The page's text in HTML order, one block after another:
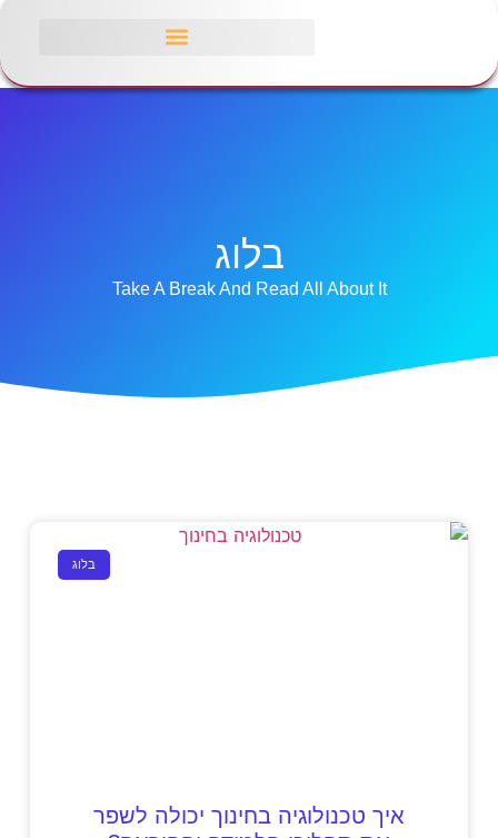
בלוג
Take A Break And Read All About It
בלוג
איך טכנולוגיה בחינוך יכולה לשפר